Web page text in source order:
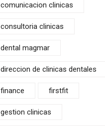
comunicacion clinicas
consultoria clinicas
dental magmar
direccion de clinicas dentales
finance firstfit
gestion clinicas